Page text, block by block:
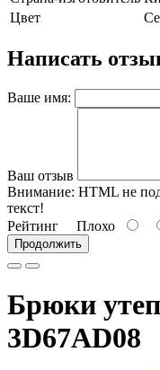
Цвет
Написать
Ваше имя:
Ваш отзыв
Внимание: HTML не
текст!
Рейтинг Плохо
Продолжить
Брюки
3D67AD08